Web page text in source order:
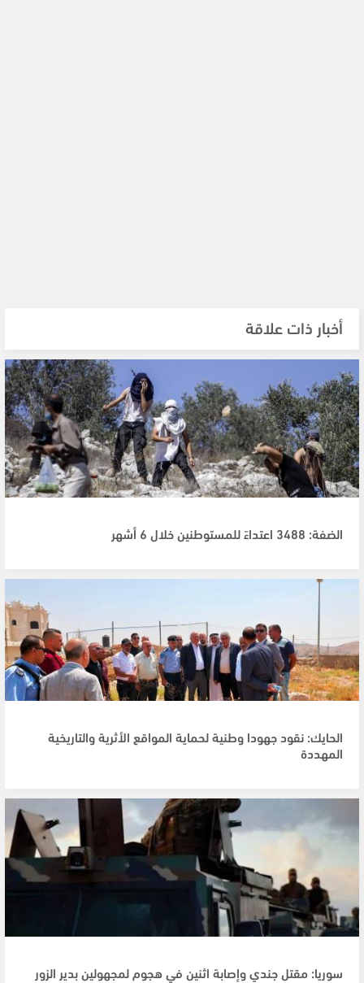
أخبار ذات علاقة
الضفة: 3488 اعتداءً للمستوطنين خلال 6 أشهر
الحايك: نقود جهودا وطنية لحماية المواقع الأثرية والتاريخية
المهددة
سوريا: مقتل جندي وإصابة اثنين في هجوم لمجهولين بدير الزور